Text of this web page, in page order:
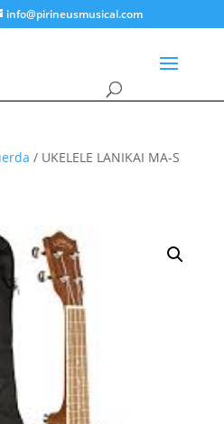
info@pirineusmusical.com
/ UKELELE LANIKAI MA-S